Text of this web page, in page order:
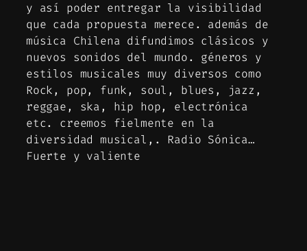
y así poder entregar la visibilidad
que cada propuesta merece. además de
música Chilena difundimos clásicos y
nuevos sonidos del mundo. géneros y
estilos musicales muy diversos como
Rock, pop, funk, soul, blues, jazz,
reggae, ska, hip hop, electrónica
etc. creemos fielmente en la
diversidad musical,. Radio Sónica…
Fuerte y valiente